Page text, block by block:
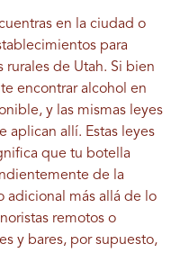
en la ciudad o
para
rurales de Utah. Si bien
encontrar alcohol en
y las mismas leyes
aplican allí. Estas leyes
que tu botella
de la
adicional más allá de lo
remotos o
y bares, por supuesto,